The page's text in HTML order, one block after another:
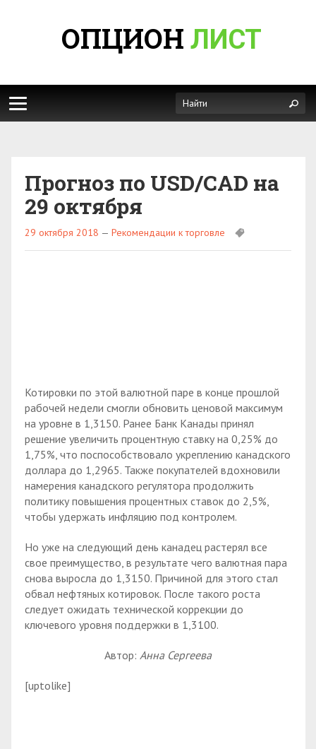
ОПЦИОН ЛИСТ
Прогноз по USD/CAD на
29 октября
29 октября 2018 — Рекомендации к торговле
Котировки по этой валютной паре в конце прошлой
рабочей недели смогли обновить ценовой максимум
на уровне в 1,3150. Ранее Банк Канады принял
решение увеличить процентную ставку на 0,25% до
1,75%, что поспособствовало укреплению канадского
доллара до 1,2965. Также покупателей вдохновили
намерения канадского регулятора продолжить
политику повышения процентных ставок до 2,5%,
чтобы удержать инфляцию под контролем.
Но уже на следующий день канадец растерял все
свое преимущество, в результате чего валютная пара
снова выросла до 1,3150. Причиной для этого стал
обвал нефтяных котировок. После такого роста
следует ожидать технической коррекции до
ключевого уровня поддержки в 1,3100.
Автор: Анна Сергеева
[uptolike]